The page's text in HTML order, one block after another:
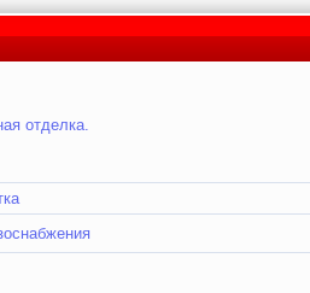
отделка.